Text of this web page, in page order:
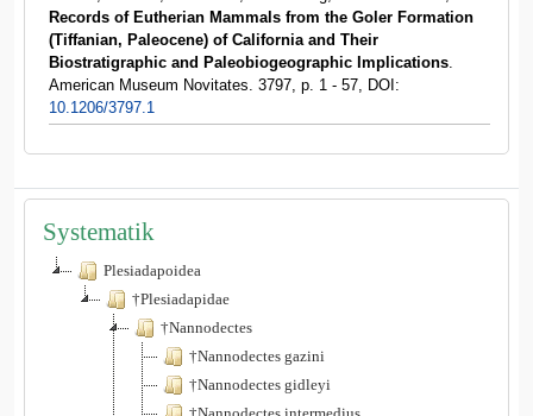
Records of Eutherian Mammals from the Goler Formation
(Tiffanian, Paleocene) of California and Their
Biostratigraphic and Paleobiogeographic Implications.
American Museum Novitates. 3797, p. 1 - 57, DOI:
10.1206/3797.1
Systematik
Plesiadapoidea
†Plesiadapidae
†Nannodectes
†Nannodectes gazini
†Nannodectes gidleyi